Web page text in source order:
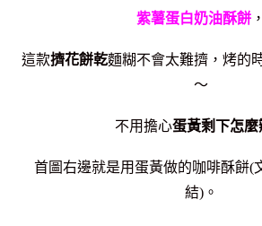
紫薯蛋白奶油酥餅 ，
這款擠花餅乾麵糊不會太難擠，烤的
～
不用擔心蛋黃剩下怎麼
首圖右邊就是用蛋黃做的咖啡酥餅(
結)。